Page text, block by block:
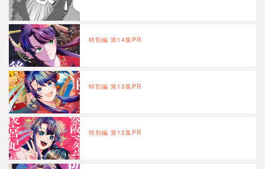
特別編 第14集PR
特別編 第13集PR
特別編 第12集PR